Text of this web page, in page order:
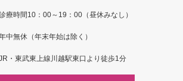
療時間10：00～19：00（昼休みなし）
中無休（年末年始は除く）
・東武東上線川越駅東口より徒歩1分